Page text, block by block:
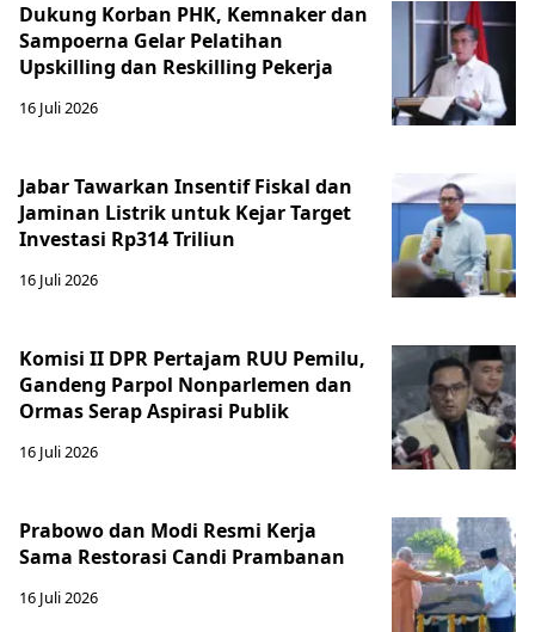
Dukung Korban PHK, Kemnaker dan
Sampoerna Gelar Pelatihan
Upskilling dan Reskilling Pekerja
16 Juli 2026
Jabar Tawarkan Insentif Fiskal dan
Jaminan Listrik untuk Kejar Target
Investasi Rp314 Triliun
16 Juli 2026
Komisi II DPR Pertajam RUU Pemilu,
Gandeng Parpol Nonparlemen dan
Ormas Serap Aspirasi Publik
16 Juli 2026
Prabowo dan Modi Resmi Kerja
Sama Restorasi Candi Prambanan
16 Juli 2026